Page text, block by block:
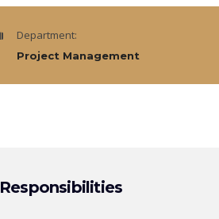
Department:
Project Management
Responsibilities